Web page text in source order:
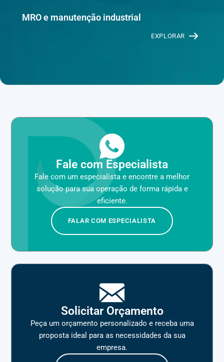
MRO e manutenção industrial
EXPLORAR
Fale com Especialista
Fale com um especialista e encontre a melhor
solução para sua operação de forma rápida e
eficiente.
FALAR COM ESPECIALISTA
Solicitar Orçamento
Peça um orçamento personalizado e receba uma
proposta ideal para as necessidades da sua
empresa.